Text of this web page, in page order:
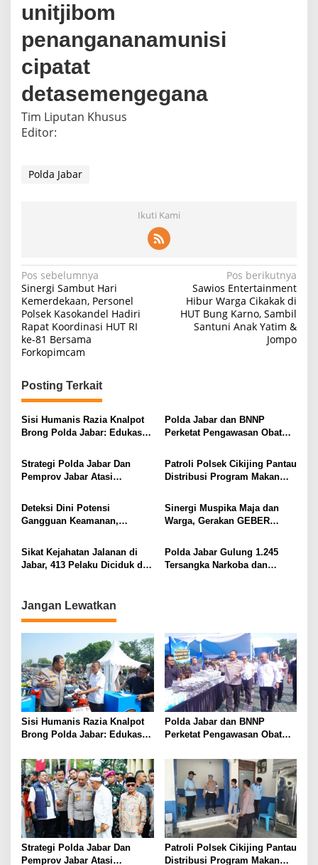
unitjibom
penangananamunisi
cipatat
detasemengegana
Tim Liputan Khusus
Editor:
Polda Jabar
Ikuti Kami
Navigasi
pos
Pos sebelumnya
Sinergi Sambut Hari
Kemerdekaan, Personel
Polsek Kasokandel Hadiri
Rapat Koordinasi HUT RI
ke-81 Bersama
Forkopimcam
Pos berikutnya
Sawios Entertainment
Hibur Warga Cikakak di
HUT Bung Karno, Sambil
Santuni Anak Yatim &
Jompo
Posting Terkait
Sisi Humanis Razia Knalpot
Brong Polda Jabar: Edukasi
Knalpot Sukarela
Polda Jabar dan BNNP
Perketat Pengawasan Obat
Targetkan Jaringan Lintas
Provinsi
Strategi Polda Jabar Dan
Pemprov Jabar Atasi
Patroli Polsek Cikijing Pantau
Distribusi Program Makan
Sindangpanji
Deteksi Dini Potensi
Gangguan Keamanan,
Cikijing Laksanakan Patroli
Malam dan Beri Himbauan
Kepada Warga
Sinergi Muspika Maja dan
Warga, Gerakan GEBER
Sikat Kejahatan Jalanan di
Jabar, 413 Pelaku Diciduk dan
Polda Jabar Gulung 1.245
Tersangka Narkoba dan
Jangan Lewatkan
Sisi Humanis Razia Knalpot
Brong Polda Jabar: Edukasi
Knalpot Sukarela
Polda Jabar dan BNNP
Perketat Pengawasan Obat
Targetkan Jaringan Lintas
Provinsi
Strategi Polda Jabar Dan
Pemprov Jabar Atasi
Patroli Polsek Cikijing Pantau
Distribusi Program Makan